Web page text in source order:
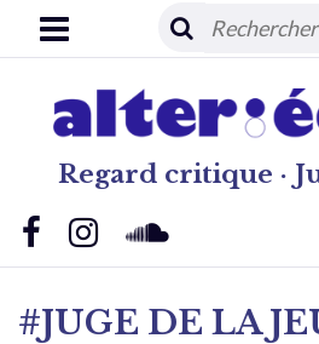
Regard critique ·
#JUGE DE LA